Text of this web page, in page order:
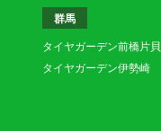
群馬
タイヤガーデン前橋片貝
タイヤガーデン伊勢崎